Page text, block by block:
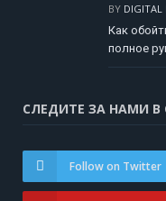
BY DIGITAL
Как
полное
СЛЕДИТЕ ЗА НАМИ В
Follow on Twitter